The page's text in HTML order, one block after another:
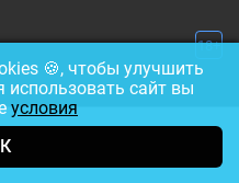
18+
🍪, чтобы улучшить
использовать сайт вы
условия